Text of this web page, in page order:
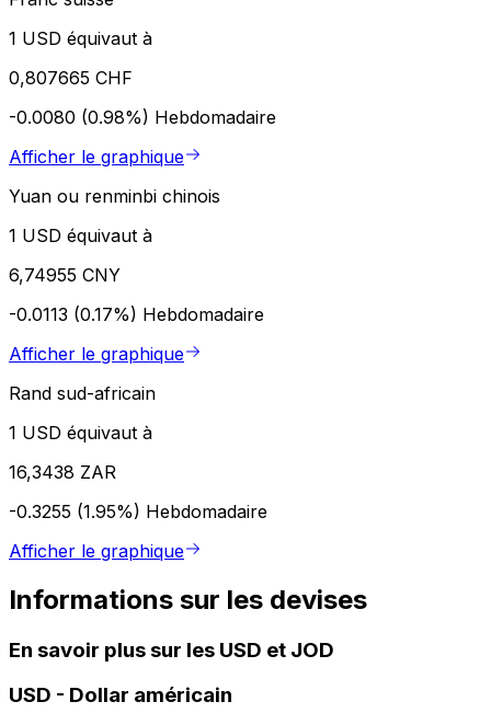
1 USD équivaut à
0,807665 CHF
-0.0080 (0.98%) Hebdomadaire
Afficher le graphique
Yuan ou renminbi chinois
1 USD équivaut à
6,74955 CNY
-0.0113 (0.17%) Hebdomadaire
Afficher le graphique
Rand sud-africain
1 USD équivaut à
16,3438 ZAR
-0.3255 (1.95%) Hebdomadaire
Afficher le graphique
Informations sur les devises
En savoir plus sur les USD et JOD
USD - Dollar américain